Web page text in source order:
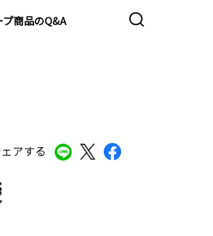
プ商品のQ&A
アする